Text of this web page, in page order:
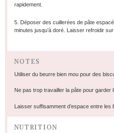
rapidement.
5. Déposer des cuillerées de pâte
minutes jusqu’à doré. Laisser refroidir sur
NOTES
Utiliser du beurre bien mou pour des
Ne pas trop travailler la pâte pour garder
Laisser suffisamment d’espace entre les
NUTRITION